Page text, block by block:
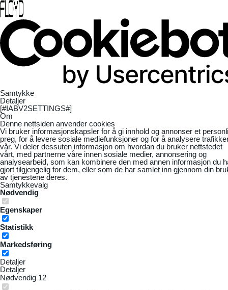
Samtykke
Detaljer
[#IABV2SETTINGS#]
Om
Denne nettsiden anvender cookies
Vi bruker informasjonskapsler for å gi innhold og annonser et
preg, for å levere sosiale mediefunksjoner og for å analysere
vår. Vi deler dessuten informasjon om hvordan du bruker nettstedet
vårt, med partnerne våre innen sosiale medier, annonsering og
analysearbeid, som kan kombinere den med annen informasjon du
gjort tilgjengelig for dem, eller som de har samlet inn gjennom din
av tjenestene deres.
Samtykkevalg
Nødvendig
Egenskaper
Statistikk
Markedsføring
Detaljer
Detaljer
Nødvendig 12